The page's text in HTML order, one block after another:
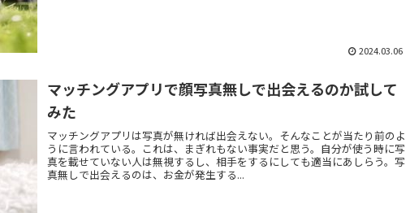
2024.03.06
マッチングアプリで顔写真無しで出会えるのか試して
みた
マッチングアプリは写真が無ければ出会えない。そんなことが当たり前のよ
うに言われている。これは、まぎれもない事実だと思う。自分が使う時に写
真を載せていない人は無視するし、相手をするにしても適当にあしらう。写
真無しで出会えるのは、お金が発生する...